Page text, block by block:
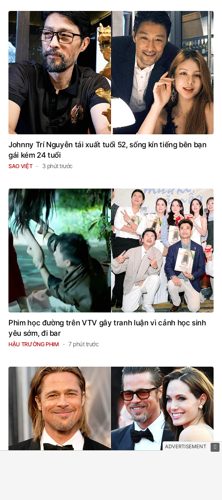
Johnny Trí Nguyễn tái xuất tuổi 52, sống kín tiếng bên bạn
gái kém 24 tuổi
SAO VIỆT 3 phút trước
Phim học đường trên VTV gây tranh luận vì cảnh học sinh
yêu sớm, đi bar
HẬU TRƯỜNG PHIM 7 phút trước